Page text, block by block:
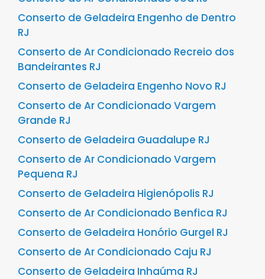
Conserto de Geladeira Engenho de Dentro
RJ
Conserto de Ar Condicionado Recreio dos
Bandeirantes RJ
Conserto de Geladeira Engenho Novo RJ
Conserto de Ar Condicionado Vargem
Grande RJ
Conserto de Geladeira Guadalupe RJ
Conserto de Ar Condicionado Vargem
Pequena RJ
Conserto de Geladeira Higienópolis RJ
Conserto de Ar Condicionado Benfica RJ
Conserto de Geladeira Honório Gurgel RJ
Conserto de Ar Condicionado Caju RJ
Conserto de Geladeira Inhaúma RJ